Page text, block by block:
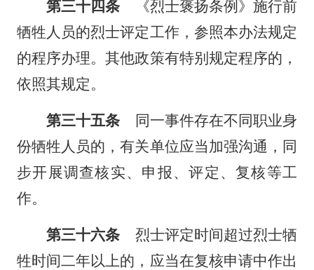
第三十四条 《烈士褒扬条例》施行前
牺牲人员的烈士评定工作，参照本办法规定
的程序办理。其他政策有特别规定程序的，
依照其规定。
第三十五条 同一事件存在不同职业身
份牺牲人员的，有关单位应当加强沟通，同
步开展调查核实、申报、评定、复核等工
作。
第三十六条 烈士评定时间超过烈士牺
牲时间二年以上的，应当在复核申请中作出